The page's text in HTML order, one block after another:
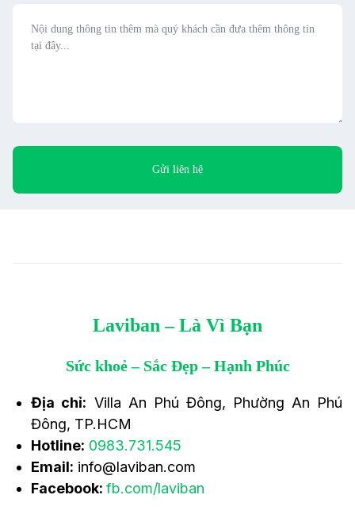
Laviban – Là Vì Bạn
Sức khoẻ – Sắc Đẹp – Hạnh Phúc
Địa chỉ: Villa An Phú Đông, Phường An Phú
Đông, TP.HCM
Hotline: 0983.731.545
Email: info@laviban.com
Facebook:fb.com/laviban